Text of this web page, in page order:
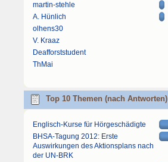
martin-stehle
A. Hünlich
olhens30
V. Kraaz
Deafforststudent
ThMai
Top 10 Themen (nach Antworten)
Englisch-Kurse für Hörgeschädigte
BHSA-Tagung 2012: Erste
Auswirkungen des Aktionsplans nach
der UN-BRK